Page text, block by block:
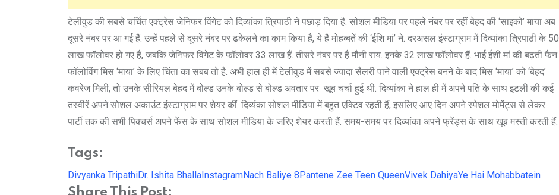
टेलीवुड की सबसे चर्चित एक्ट्रेस जेनिफर विंगेट को दिव्यांका त्रिपाठी ने पछाड़ दिया है. सोशल मीडिया पर पहले नंबर पर रहीं बेहद की ‘साइको’ माया अब
दूसरे नंबर पर आ गई हैं. उन्हें पहले से दूसरे नंबर पर ढकेलने का काम किया है, ये है मोहब्बतें की ‘ईशि मां’ ने. दरअसल इंस्टाग्राम में दिव्यांका त्रिपाठी के 50
लाख फॉलोवर हो गए हैं, जबकि जेनिफर विंगेट के फॉलोवर 33 लाख हैं. तीसरे नंबर पर हैं मौनी राय. इनके 32 लाख फॉलोवर हैं. भाई ईशी मां की बढ़ती फैन
फॉलोविंग मिस ‘माया’ के लिए चिंता का सबब तो है. अभी हाल ही में टेलीवुड में सबसे ज्यादा सैलरी पाने वाली एक्ट्रेस बनने के बाद मिस ‘माया’ को ‘बेहद’
कवरेज मिली, तो उनके सीरियल बेहद में बोल्ड उनके बोल्ड से बोल्ड अवतार पर खूब चर्चा हुई थी. दिव्यांका ने हाल ही में अपने पति के साथ इटली की कई
तस्वीरें अपने सोशल अकाउंट इंस्टाग्राम पर शेयर कीं. दिव्यंका सोशल मीडिया में बहुत एक्टिव रहती हैं, इसलिए आए दिन अपने स्पेशल मोमेंट्स से लेकर
पार्टी तक की सभी पिक्चर्स अपने फेंस के साथ सोशल मीडिया के जरिए शेयर करती हैं. समय-समय पर दिव्यांका अपने फ्रेंड्स के साथ खूब मस्ती करती हैं.
Tags:
Divyanka TripathiDr. Ishita BhallaInstagramNach Baliye 8Pantene Zee Teen QueenVivek DahiyaYe Hai Mohabbatein